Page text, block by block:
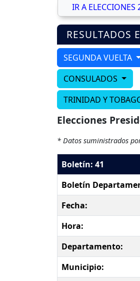
IR A ELECCIONES
RESULTADOS
SEGUNDA VUELTA
CONSULADOS
TRINIDAD Y
Elecciones
* Datos suministrados
Boletín: 41
Boletín
Fecha:
Hora:
Departamento:
Municipio: